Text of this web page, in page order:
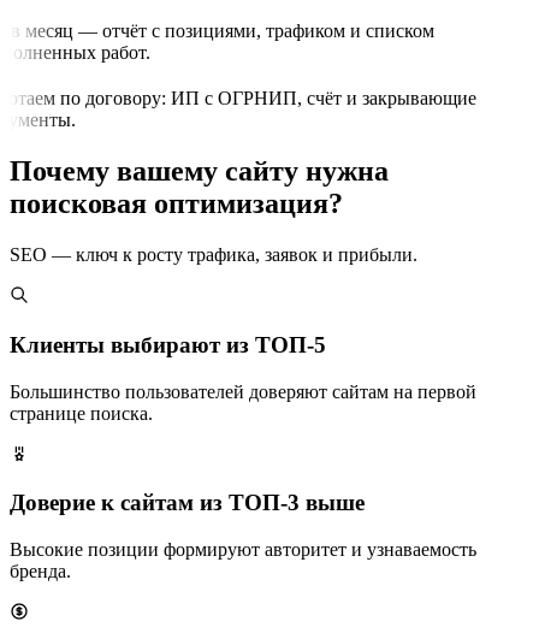
в месяц — отчёт с позициями, трафиком и списком
работ.
по договору: ИП с ОГРНИП, счёт и закрывающие
Почему вашему сайту нужна
поисковая оптимизация?
SEO — ключ к росту трафика, заявок и прибыли.
Клиенты выбирают из ТОП-5
Большинство пользователей доверяют сайтам на первой
странице поиска.
Доверие к сайтам из ТОП-3 выше
Высокие позиции формируют авторитет и узнаваемость
бренда.